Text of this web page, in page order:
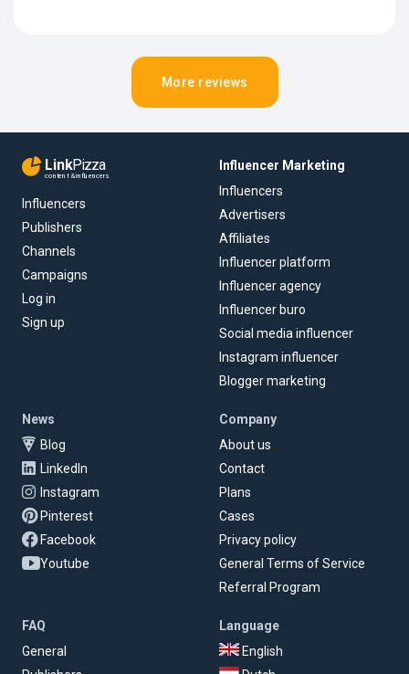
More reviews
LinkPizza
content & influencers
Influencers
Publishers
Channels
Campaigns
Log in
Sign up
Influencer Marketing
Influencers
Advertisers
Affiliates
Influencer platform
Influencer agency
Influencer buro
Social media influencer
Instagram influencer
Blogger marketing
News
Blog
LinkedIn
Instagram
Pinterest
Facebook
Youtube
Company
About us
Contact
Plans
Cases
Privacy policy
General Terms of Service
Referral Program
FAQ
General
Language
English